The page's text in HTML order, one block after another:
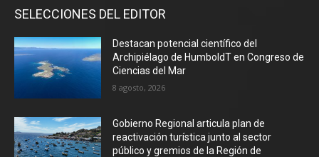
SELECCIONES DEL EDITOR
Destacan potencial científico del
Archipiélago de HumboldT en Congreso de
Ciencias del Mar
8 agosto, 2026
Gobierno Regional articula plan de
reactivación turística junto al sector
público y gremios de la Región de